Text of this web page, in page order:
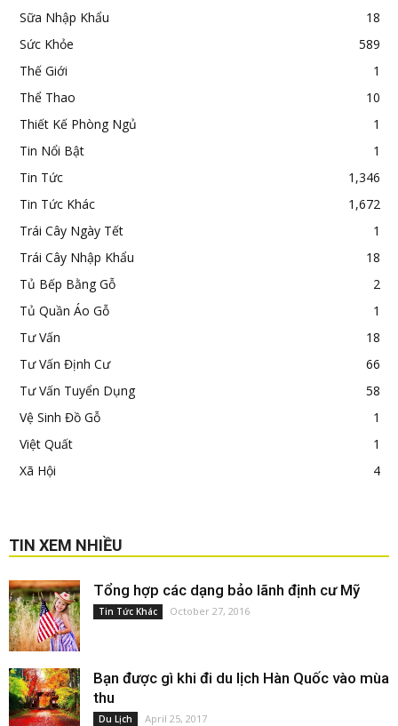
Sữa Nhập Khẩu
18
Sức Khỏe
589
Thế Giới
1
Thể Thao
10
Thiết Kế Phòng Ngủ
1
Tin Nổi Bật
1
Tin Tức
1,346
Tin Tức Khác
1,672
Trái Cây Ngày Tết
1
Trái Cây Nhập Khẩu
18
Tủ Bếp Bằng Gỗ
2
Tủ Quần Áo Gỗ
1
Tư Vấn
18
Tư Vấn Định Cư
66
Tư Vấn Tuyển Dụng
58
Vệ Sinh Đồ Gỗ
1
Việt Quất
1
Xã Hội
4
TIN XEM NHIỀU
Tổng hợp các dạng bảo lãnh định cư Mỹ
Tin Tức Khác October 27, 2016
Bạn được gì khi đi du lịch Hàn Quốc vào mùa
thu
Du Lịch April 25, 2017